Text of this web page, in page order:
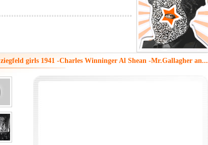
ziegfeld girls 1941 -Charles Winninger Al Shean -Mr.Gallagher an...